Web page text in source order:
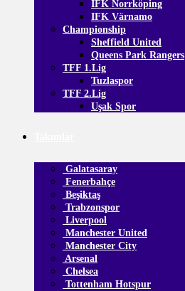
IFK Norrköping
IFK Värnamo
Championship
Sheffield United
Queens Park Rangers
TFF 1.Lig
Tuzlaspor
TFF 2.Lig
Uşak Spor
Galatasaray
Fenerbahçe
Beşiktaş
Trabzonspor
Liverpool
Manchester United
Manchester City
Arsenal
Chelsea
Tottenham Hotspur